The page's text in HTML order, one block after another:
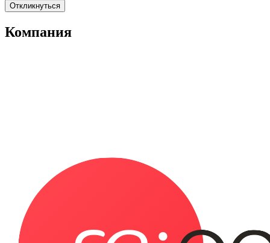
Откликнуться
Компания